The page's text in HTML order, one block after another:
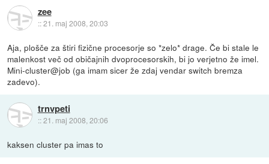
zee
::21. maj 2008, 20:03
Aja, plošče za štiri fizične procesorje so *zelo* drage. Če bi stale le
malenkost več od običajnih dvoprocesorskih, bi jo verjetno že imel.
Mini-cluster@job (ga imam sicer že zdaj vendar switch bremza
zadevo).
trnvpeti
::21. maj 2008, 20:06
kaksen cluster pa imas to